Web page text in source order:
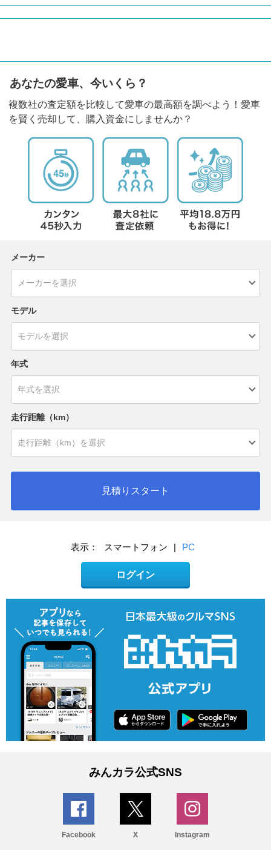
あなたの愛車、今いくら？
複数社の査定額を比較して愛車の最高額を調べよう！愛車
を賢く売却して、購入資金にしませんか？
メーカー
モデル
年式
走行距離（km）
見積りスタート
表示： スマートフォン | PC
ログイン
みんカラ公式SNS
Facebook X Instagram